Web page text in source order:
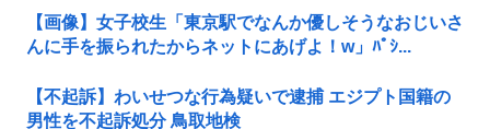
【画像】女子校生「東京駅でなんか優しそうなおじいさ
んに手を振られたからネットにあげよ！w」ﾊﾟｼ...
【不起訴】わいせつな行為疑いで逮捕 エジプト国籍の
男性を不起訴処分 鳥取地検